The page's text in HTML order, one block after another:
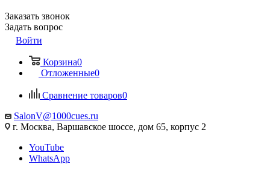
Заказать звонок
Задать вопрос
Войти
Корзина0
Отложенные0
Сравнение товаров0
SalonV@1000cues.ru
г. Москва, Варшавское шоссе, дом 65, корпус 2
YouTube
WhatsApp